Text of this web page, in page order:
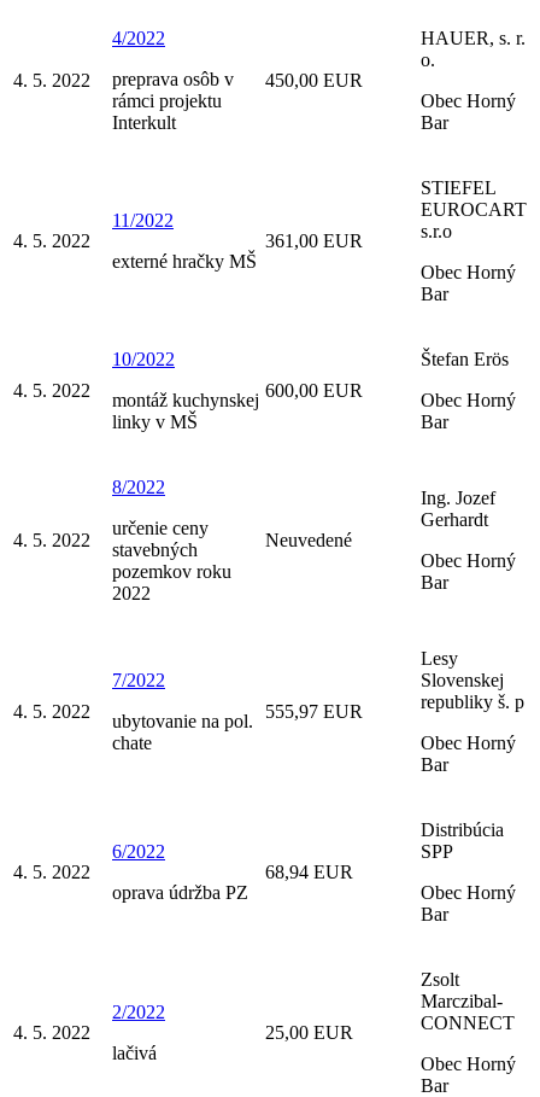
4. 5. 2022
4/2022
preprava osôb v
rámci projektu
Interkult
450,00 EUR
HAUER, s. r.
o.
Obec Horný
Bar
4. 5. 2022
11/2022
externé hračky MŠ
361,00 EUR
STIEFEL
EUROCART
s.r.o
Obec Horný
Bar
4. 5. 2022
10/2022
montáž kuchynskej
linky v MŠ
600,00 EUR
Štefan Erös
Obec Horný
Bar
4. 5. 2022
8/2022
určenie ceny
stavebných
pozemkov roku
2022
Neuvedené
Ing. Jozef
Gerhardt
Obec Horný
Bar
4. 5. 2022
7/2022
ubytovanie na pol.
chate
555,97 EUR
Lesy
Slovenskej
republiky š. p
Obec Horný
Bar
4. 5. 2022
6/2022
oprava údržba PZ
68,94 EUR
Distribúcia
SPP
Obec Horný
Bar
4. 5. 2022
2/2022
lačivá
25,00 EUR
Zsolt
Marczibal-
CONNECT
Obec Horný
Bar